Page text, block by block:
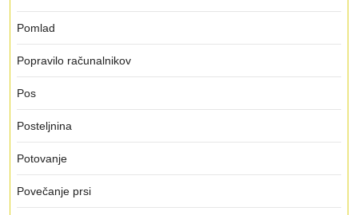
Pomlad
Popravilo računalnikov
Pos
Posteljnina
Potovanje
Povečanje prsi